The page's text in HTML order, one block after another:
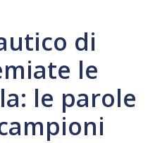
di
le
le parole